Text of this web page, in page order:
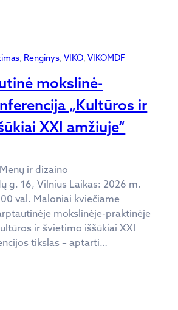
, Renginys, VIKO, VIKOMDF
mokslinė-
„Kultūros ir
XXI amžiuje“
ir dizaino
g. 16, Vilnius Laikas: 2026 m.
val. Maloniai kviečiame
mokslinėje-praktinėje
ir švietimo iššūkiai XXI
tikslas – aptarti…